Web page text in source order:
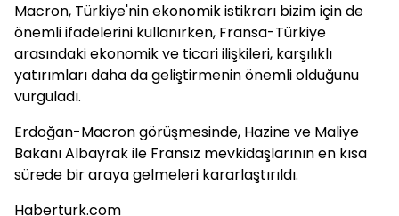
Macron, Türkiye'nin ekonomik istikrarı bizim için de
önemli ifadelerini kullanırken, Fransa-Türkiye
arasındaki ekonomik ve ticari ilişkileri, karşılıklı
yatırımları daha da geliştirmenin önemli olduğunu
vurguladı.
Erdoğan-Macron görüşmesinde, Hazine ve Maliye
Bakanı Albayrak ile Fransız mevkidaşlarının en kısa
sürede bir araya gelmeleri kararlaştırıldı.
Haberturk.com